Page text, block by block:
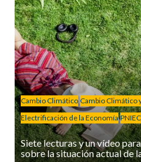
Cambio Climático Cambio Climático
Electrificación de la Economía PNIEC
Siete lecturas y un vídeo
sobre la situación actual de